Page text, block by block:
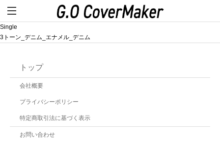
Single
3トーン_デニム_エナメル_デニム
トップ
会社概要
プライバシーポリシー
特定商取引法に基づく表示
お問い合わせ